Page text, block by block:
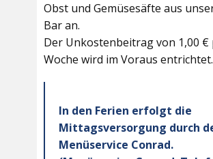
Obst und Gemüsesäfte aus
Bar an.
Der Unkostenbeitrag von 1,00 €
Woche wird im Voraus entrichtet.
In den Ferien erfolgt die
Mittagsversorgung durch
Menüservice Conrad.